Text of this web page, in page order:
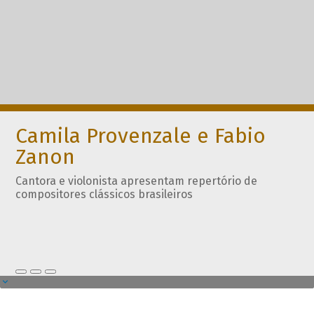
Camila Provenzale e Fabio
Zanon
Cantora e violonista apresentam repertório de
compositores clássicos brasileiros